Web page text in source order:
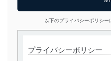
以下のプライバシーポリシー
プライバシーポリシー